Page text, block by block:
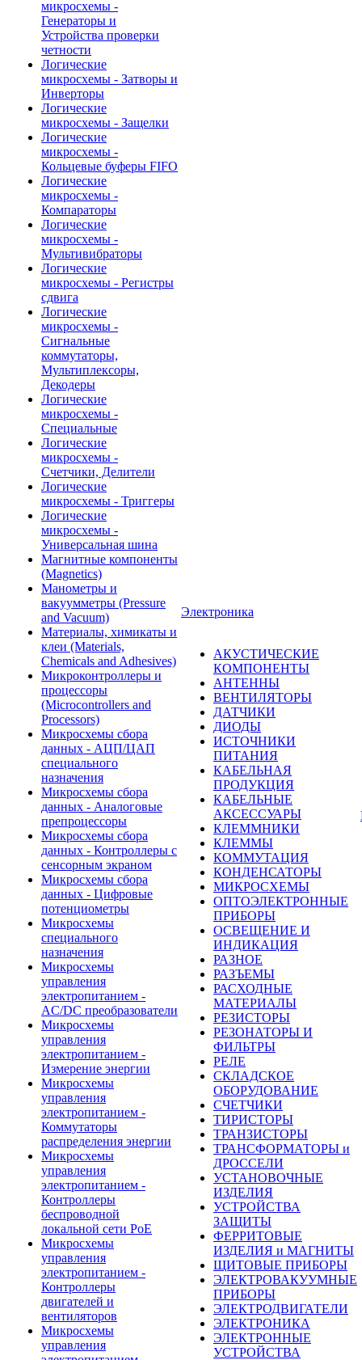
микросхемы -
Генераторы и
Устройства проверки
четности
Логические
микросхемы - Затворы и
Инверторы
Логические
микросхемы - Защелки
Логические
микросхемы -
Кольцевые буферы FIFO
Логические
микросхемы -
Компараторы
Логические
микросхемы -
Мультивибраторы
Логические
микросхемы - Регистры
сдвига
Логические
микросхемы -
Сигнальные
коммутаторы,
Мультиплексоры,
Декодеры
Логические
микросхемы -
Специальные
Логические
микросхемы -
Счетчики, Делители
Логические
микросхемы - Триггеры
Логические
микросхемы -
Универсальная шина
Магнитные компоненты
(Magnetics)
Манометры и
вакуумметры (Pressure
and Vacuum)
Материалы, химикаты и
клеи (Materials,
Chemicals and Adhesives)
Микроконтроллеры и
процессоры
(Microcontrollers and
Processors)
Микросхемы сбора
данных - АЦП/ЦАП
специального
назначения
Микросхемы сбора
данных - Аналоговые
препроцессоры
Микросхемы сбора
данных - Контроллеры с
сенсорным экраном
Микросхемы сбора
данных - Цифровые
потенциометры
Микросхемы
специального
назначения
Микросхемы
управления
электропитанием -
AC/DC преобразователи
Микросхемы
управления
электропитанием -
Измерение энергии
Микросхемы
управления
электропитанием -
Коммутаторы
распределения энергии
Микросхемы
управления
электропитанием -
Контроллеры
беспроводной
локальной сети PoE
Микросхемы
управления
электропитанием -
Контроллеры
двигателей и
вентиляторов
Микросхемы
управления
Электроника
АКУСТИЧЕСКИЕ
КОМПОНЕНТЫ
АНТЕННЫ
ВЕНТИЛЯТОРЫ
ДАТЧИКИ
ДИОДЫ
ИСТОЧНИКИ
ПИТАНИЯ
КАБЕЛЬНАЯ
ПРОДУКЦИЯ
КАБЕЛЬНЫЕ
АКСЕССУАРЫ
КЛЕММНИКИ
КЛЕММЫ
КОММУТАЦИЯ
КОНДЕНСАТОРЫ
МИКРОСХЕМЫ
ОПТОЭЛЕКТРОННЫЕ
ПРИБОРЫ
ОСВЕЩЕНИЕ И
ИНДИКАЦИЯ
РАЗНОЕ
РАЗЪЕМЫ
РАСХОДНЫЕ
МАТЕРИАЛЫ
РЕЗИСТОРЫ
РЕЗОНАТОРЫ И
ФИЛЬТРЫ
РЕЛЕ
СКЛАДСКОЕ
ОБОРУДОВАНИЕ
СЧЕТЧИКИ
ТИРИСТОРЫ
ТРАНЗИСТОРЫ
ТРАНСФОРМАТОРЫ и
ДРОССЕЛИ
УСТАНОВОЧНЫЕ
ИЗДЕЛИЯ
УСТРОЙСТВА
ЗАЩИТЫ
ФЕРРИТОВЫЕ
ИЗДЕЛИЯ и МАГНИТЫ
ЩИТОВЫЕ ПРИБОРЫ
ЭЛЕКТРОВАКУУМНЫЕ
ПРИБОРЫ
ЭЛЕКТРОДВИГАТЕЛИ
ЭЛЕКТРОНИКА
ЭЛЕКТРОННЫЕ
УСТРОЙСТВА